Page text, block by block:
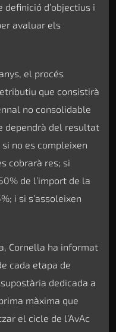
definició d’objectius i
avaluar els
el procés
que consistirà
no consolidable
dependrà del resultat
no es compleixen
cobrarà res; si
de l’import de la
i si s’assoleixen
Cornella ha informat
cada etapa de
dedicada a
màxima que
el cicle de l’AvAc